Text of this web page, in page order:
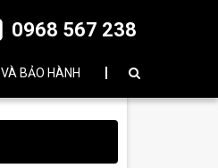
BẢO HÀNH
0968 567 238